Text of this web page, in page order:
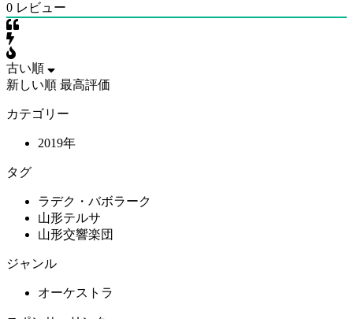
0 レビュー
古い順
新しい順 最高評価
カテゴリー
2019年
タグ
ラデク・バボラーク
山形テルサ
山形交響楽団
ジャンル
オーケストラ